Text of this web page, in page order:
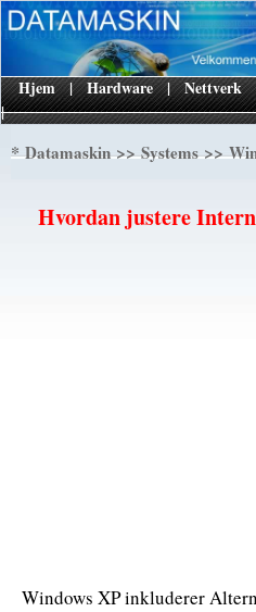
|
Hjem | Hardware | Nettverk
*Datamaskin>>Systems>>
Hvordan justere
Windows XP inkluderer